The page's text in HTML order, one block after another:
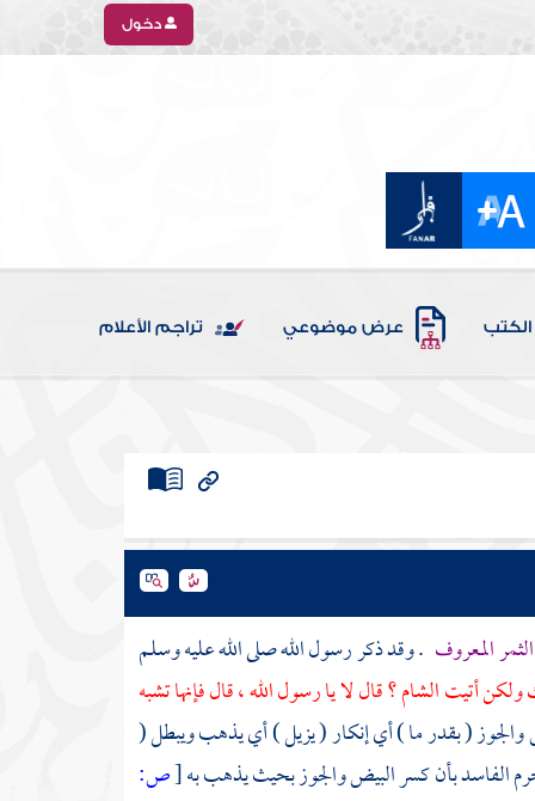
دخول
الكتب عرض موضوعي تراجم الأعلام
المعروف . وقد ذكر رسول الله صلى الله عليه وسلم
ولكن أتيتالشام؟ قال لا يا رسول الله ، قال فإنها تشبه
والجوز ( بقدر ما ) أي إنكار ( يزيل ) أي يذهب ويبطل (
الفاسد بأن كسر البيض والجوز بحيث يذهب به[ص: